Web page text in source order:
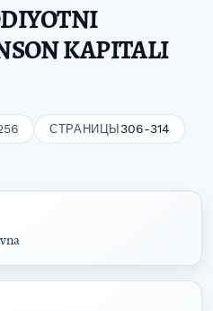
KAPITALI
СТРАНИЦЫ306-314